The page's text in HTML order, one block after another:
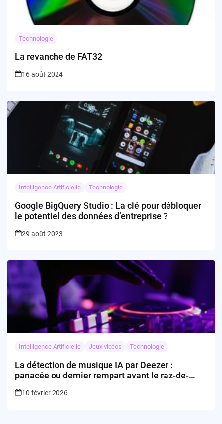
Technologie
La revanche de FAT32
16 août 2024
Intelligence Artificielle Technologie
Google BigQuery Studio : La clé pour débloquer
le potentiel des données d’entreprise ?
29 août 2023
Intelligence Artificielle Jeux vidéos Technologie
La détection de musique IA par Deezer :
panacée ou dernier rempart avant le raz-de-
10 février 2026